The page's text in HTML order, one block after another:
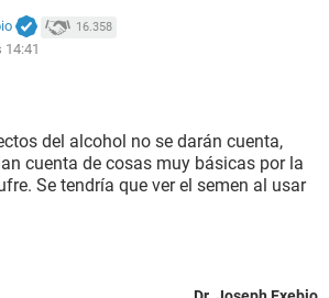
16.358
14:41
del alcohol no se darán cuenta,
cuenta de cosas muy básicas por la
Se tendría que ver el semen al usar